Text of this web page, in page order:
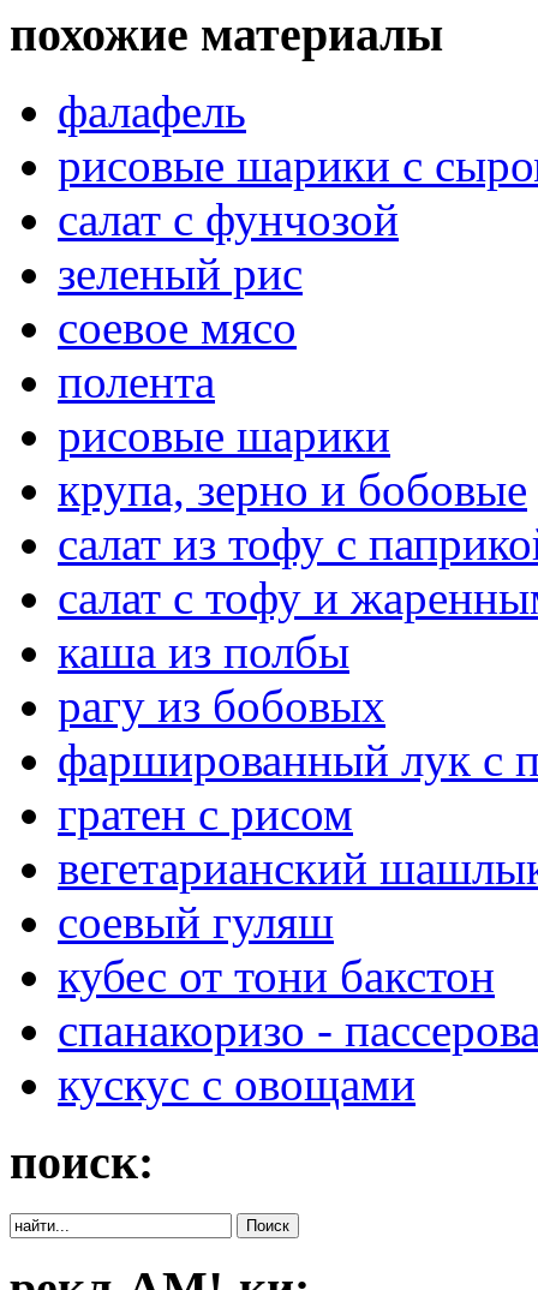
похожие материалы
фалафель
рисовые шарики с
салат с фунчозой
зеленый рис
соевое мясо
полента
рисовые шарики
крупа, зерно и бобовые
салат из тофу с
салат с тофу и
каша из полбы
рагу из бобовых
фаршированный лук с
гратен с рисом
вегетарианский
соевый гуляш
кубес от тони бакстон
спанакоризо -
кускус с овощами
поиск: